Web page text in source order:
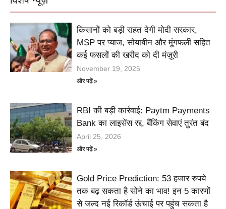
किसानों को बड़ी राहत देगी मोदी सरकार,
MSP पर प्याज, सोयाबीन और मूंगफली सहित
कई फसलों की खरीद को दी मंज़ूरी
November 19, 2025
और पढ़ें »
RBI की बड़ी कार्रवाई: Paytm Payments
Bank का लाइसेंस रद्द, बैंकिंग सेवाएं तुरंत बंद
April 25, 2026
और पढ़ें »
Gold Price Prediction: 53 हजार रुपये
तक बढ़ सकता है सोने का भाव! इन 5 कारणों
से जल्द नई रिकॉर्ड ऊंचाई पर पहुंच सकता है